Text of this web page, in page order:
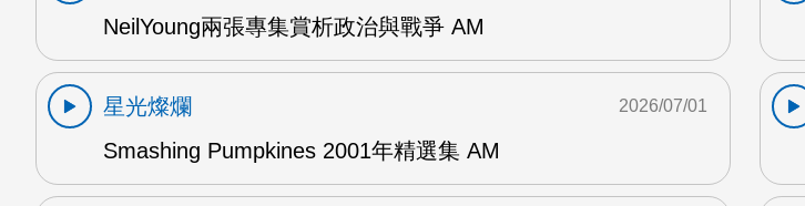
NeilYoung兩張專集賞析政治與戰爭 AM
星光燦爛
Smashing Pumpkines 2001年精選集 AM
2026/07/01